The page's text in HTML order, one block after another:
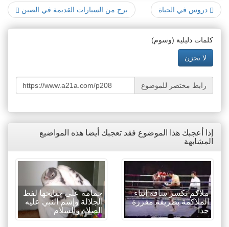
برج من السيارات القديمة في الصين دروس في الحياة
كلمات دليلية (وسوم)
لا تحزن
رابط مختصر للموضوع
إذا أعجبك هذا الموضوع فقد تعجبك أيضا هذه المواضيع
المشابهة
ملاكم تكسر ساقه اثناء
الملاكمة بطريقة مقززة
جدا
حمامه على جنايحها لفظ
الجلالة وإسم النبي عليه
الصلاة والسلام